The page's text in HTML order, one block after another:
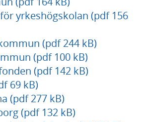
yrkeshögskolan (pdf 156
(pdf 244 kB)
(pdf 100 kB)
(pdf 142 kB)
69 kB)
(pdf 277 kB)
(pdf 132 kB)